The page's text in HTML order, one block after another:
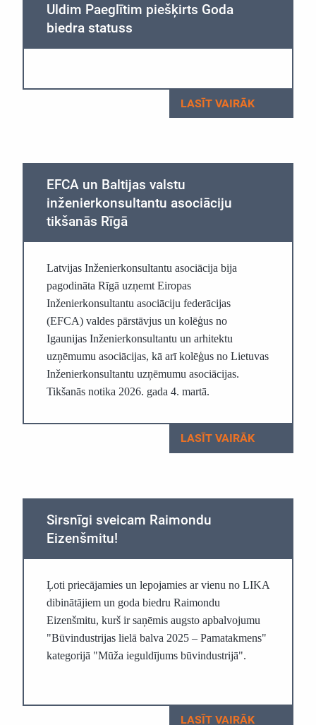
Uldim Paeglītim piešķirts Goda
biedra statuss
LASĪT VAIRĀK
EFCA un Baltijas valstu
inženierkonsultantu asociāciju
tikšanās Rīgā
Latvijas Inženierkonsultantu asociācija bija
pagodināta Rīgā uzņemt Eiropas
Inženierkonsultantu asociāciju federācijas
(EFCA) valdes pārstāvjus un kolēģus no
Igaunijas Inženierkonsultantu un arhitektu
uzņēmumu asociācijas, kā arī kolēģus no Lietuvas
Inženierkonsultantu uzņēmumu asociācijas.
Tikšanās notika 2026. gada 4. martā.
LASĪT VAIRĀK
Sirsnīgi sveicam Raimondu
Eizenšmitu!
Ļoti priecājamies un lepojamies ar vienu no LIKA
dibinātājiem un goda biedru Raimondu
Eizenšmitu, kurš ir saņēmis augsto apbalvojumu
"Būvindustrijas lielā balva 2025 – Pamatakmens"
kategorijā "Mūža ieguldījums būvindustrijā".
LASĪT VAIRĀK